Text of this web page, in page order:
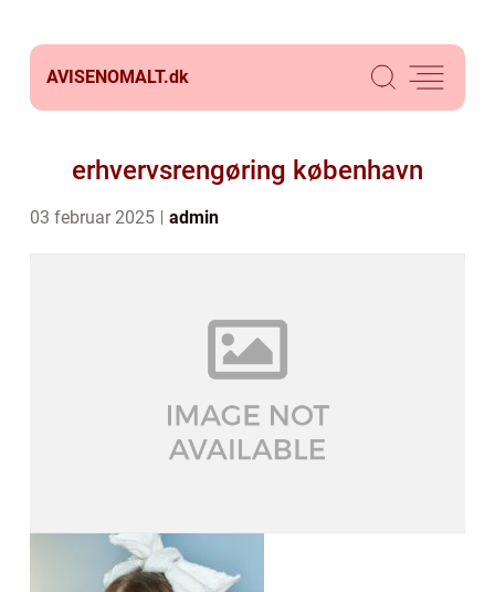
AVISENOMALT.dk
erhvervsrengøring københavn
03 februar 2025 admin